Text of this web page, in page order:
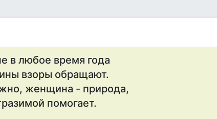
в любое время года
взоры обращают.
женщина - природа,
помогает.